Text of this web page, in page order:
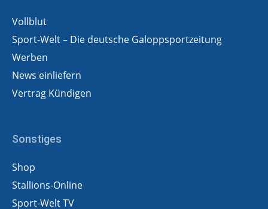
Vollblut
Sport-Welt – Die deutsche Galoppsportzeitung
Werben
News einliefern
Vertrag Kündigen
Sonstiges
Shop
Stallions-Online
Sport-Welt TV